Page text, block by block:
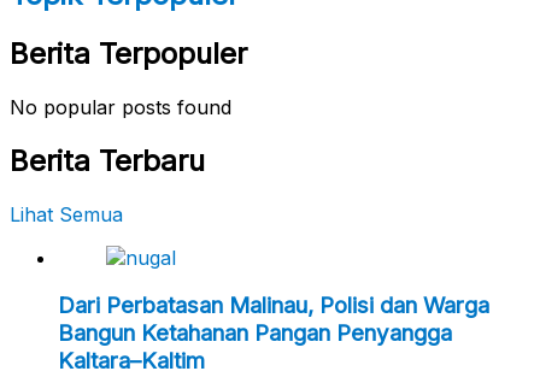
Berita Terpopuler
No popular posts found
Berita Terbaru
Lihat Semua
Dari Perbatasan Malinau, Polisi dan Warga
Bangun Ketahanan Pangan Penyangga
Kaltara–Kaltim